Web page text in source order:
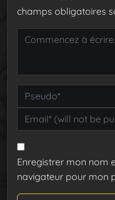
champs obligatoires
Enregistrer mon nom
navigateur pour mon